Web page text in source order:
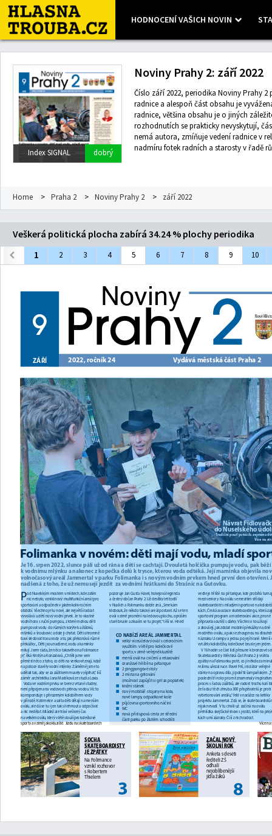
HODNOCENÍ VAŠICH NOVIN
Leaflet| Map data ©OpenStreetMap contributors, Imagery © Mapbox
Index SIGNAL dobrý
Noviny Prahy 2: září 2022
Číslo září 2022, periodika Noviny Prahy
radnice a alespoň část obsahu je
radnice, většina obsahu je o jiných
rozhodnutích se prakticky nevyskytují,
nemá autora, zmíňuje vedení radnice v
nadmíru fotek radních a starosty v řadě
Home > Praha 2 > Noviny Prahy 2 > září 2022
Veškerá politická plocha zabírá 34.24 % plochy periodika
1
2 3 4 5 6 7 8 9 10